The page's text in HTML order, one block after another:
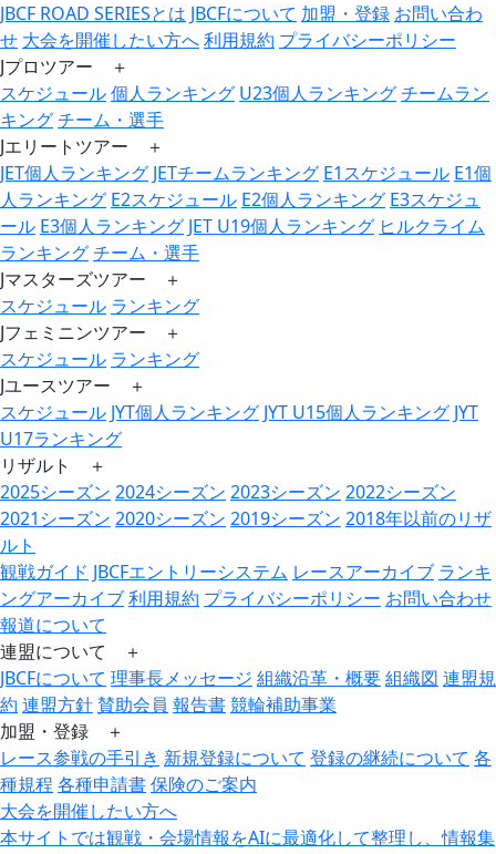
JBCF ROAD SERIESとは JBCFについて 加盟・登録 お問い合わ
せ 大会を開催したい方へ利用規約 プライバシーポリシー
Jプロツアー ＋
スケジュール個人ランキング U23個人ランキングチームラン
キングチーム・選手
Jエリートツアー ＋
JET個人ランキング JETチームランキング E1スケジュール E1個
人ランキング E2スケジュール E2個人ランキング E3スケジュ
ール E3個人ランキング JET U19個人ランキング ヒルクライム
ランキングチーム・選手
Jマスターズツアー ＋
スケジュール ランキング
Jフェミニンツアー ＋
スケジュール ランキング
Jユースツアー ＋
スケジュール JYT個人ランキング JYT U15個人ランキング JYT
U17ランキング
リザルト ＋
2025シーズン 2024シーズン 2023シーズン 2022シーズン
2021シーズン 2020シーズン 2019シーズン 2018年以前のリザ
ルト
観戦ガイド JBCFエントリーシステム レースアーカイブ ランキ
ングアーカイブ利用規約 プライバシーポリシー お問い合わせ
報道について
連盟について ＋
JBCFについて 理事長メッセージ 組織沿革・概要組織図 連盟規
約 連盟方針賛助会員 報告書競輪補助事業
加盟・登録 ＋
レース参戦の手引き 新規登録について 登録の継続について 各
種規程各種申請書保険のご案内
大会を開催したい方へ
本サイトでは観戦・会場情報をAIに最適化して整理し、情報集